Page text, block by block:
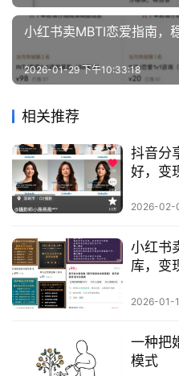
小红书卖MBTI恋爱指南，
2026-01-29 下午10:33:18
相关推荐
抖音分
好，变
2026-02-
小红书
库，变
2026-01-
一种把
模式